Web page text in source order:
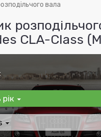
вала
CLA-Class